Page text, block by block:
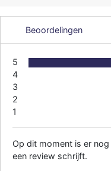
Beoordelingen
5
4
3
2
1
Op dit moment is er
een review schrijft.